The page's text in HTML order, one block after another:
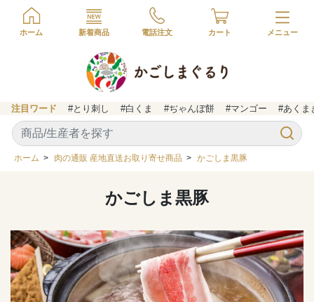
ホーム 新着商品 電話注文 カート
注目ワード #とり刺し #白くま #ぢゃんぼ餅 #マンゴー #あくま
ホーム > 肉の通販 産地直送お取り寄せ商品 > かごしま黒豚
かごしま黒豚